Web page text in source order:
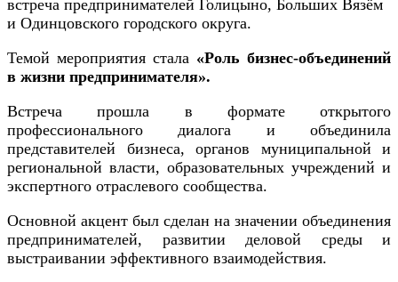
встреча предпринимателей Голицыно, Больших Вязём
и Одинцовского городского округа.
Темой мероприятия стала «Роль бизнес-объединений
в жизни предпринимателя».
Встреча прошла в формате открытого
профессионального диалога и объединила
представителей бизнеса, органов муниципальной и
региональной власти, образовательных учреждений и
экспертного отраслевого сообщества.
️Основной акцент был сделан на значении объединения
предпринимателей, развитии деловой среды и
выстраивании эффективного взаимодействия.